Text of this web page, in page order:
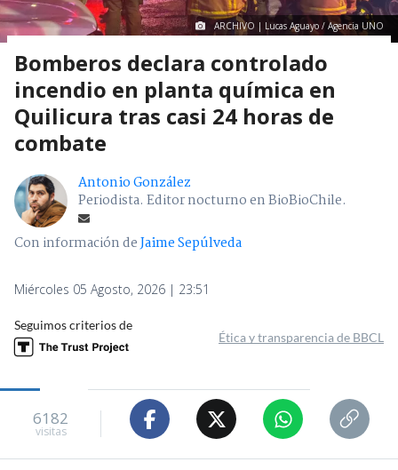
ARCHIVO | Lucas Aguayo / Agencia UNO
Bomberos declara controlado
incendio en planta química en
Quilicura tras casi 24 horas de
combate
Antonio González
Periodista. Editor nocturno en BioBioChile.
Con información deJaime Sepúlveda
Miércoles 05 Agosto, 2026 | 23:51
Seguimos criterios de
Ética y transparencia de BBCL
6182
visitas